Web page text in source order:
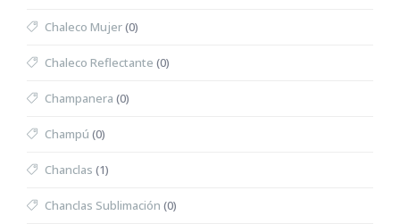
Chaleco Mujer(0)
Chaleco Reflectante (0)
Champanera (0)
Champú (0)
Chanclas (1)
Chanclas Sublimación (0)